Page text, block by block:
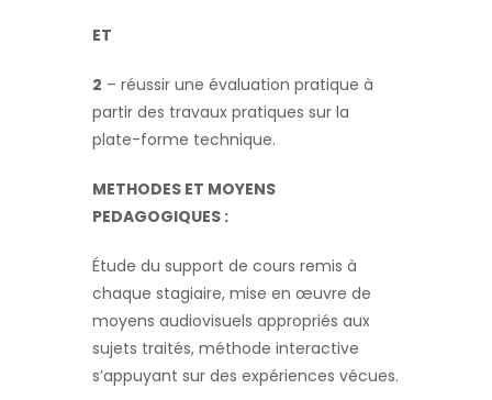
ET
2 – réussir une évaluation pratique à
partir des travaux pratiques sur la
plate-forme technique.
METHODES ET MOYENS
PEDAGOGIQUES :
Étude du support de cours remis à
chaque stagiaire, mise en œuvre de
moyens audiovisuels appropriés aux
sujets traités, méthode interactive
s’appuyant sur des expériences vécues.